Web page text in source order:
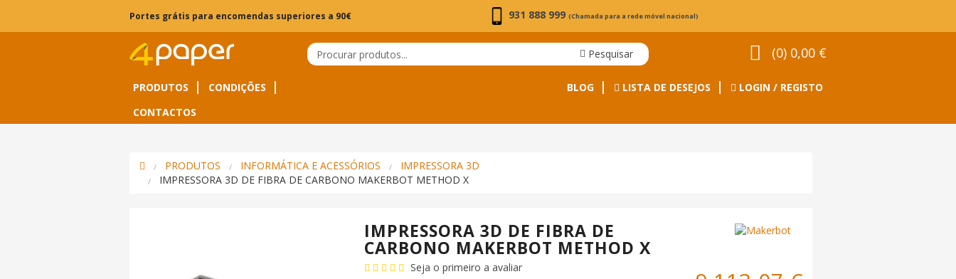
Portes grátis para encomendas superiores a 90€ 931 888 999 (Chamada para a rede móvel nacional)
(0) 0,00 €
Pesquisar
PRODUTOS
CONDIÇÕES
CONTACTOS
BLOG LISTA DE DESEJOS LOGIN / REGISTO
PRODUTOS INFORMÁTICA E ACESSÓRIOS
IMPRESSORA 3D
IMPRESSORA 3D DE FIBRA DE CARBONO MAKERBOT METHOD X
IMPRESSORA 3D DE FIBRA DE
CARBONO MAKERBOT METHOD X
Seja o primeiro a avaliar